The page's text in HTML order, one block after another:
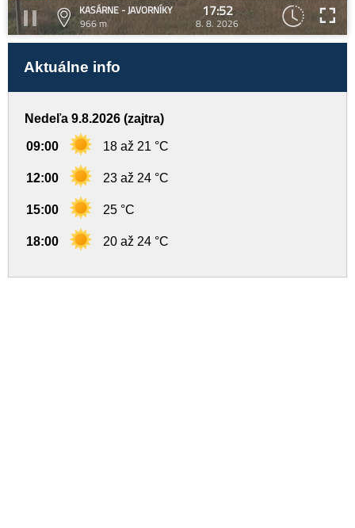
KASÁRNE - JAVORNÍKY
966 m
17:52
8. 8. 2026
Aktuálne info
Nedeľa 9.8.2026 (zajtra)
09:00 18 až 21 °C
12:00 23 až 24 °C
15:00 25 °C
18:00 20 až 24 °C